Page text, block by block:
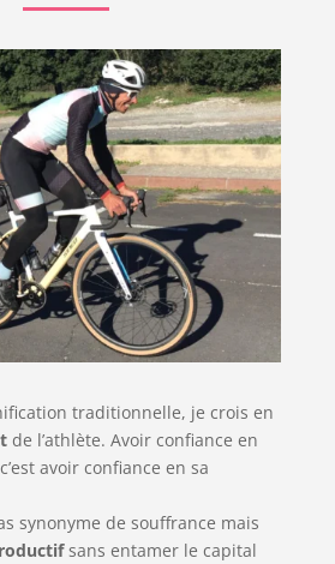
traditionnelle, je crois en
de l’athlète. Avoir confiance en
avoir confiance en sa
synonyme de souffrance mais
sans entamer le capital